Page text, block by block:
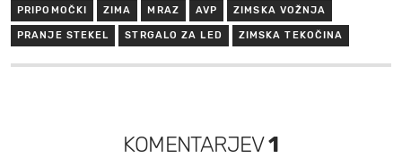
PRIPOMOČKI ZIMA MRAZ AVP ZIMSKA VOŽNJA
PRANJE STEKEL STRGALO ZA LED ZIMSKA TEKOČINA
KOMENTARJEV1